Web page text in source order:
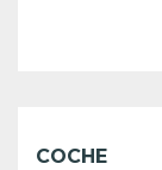
COCHE